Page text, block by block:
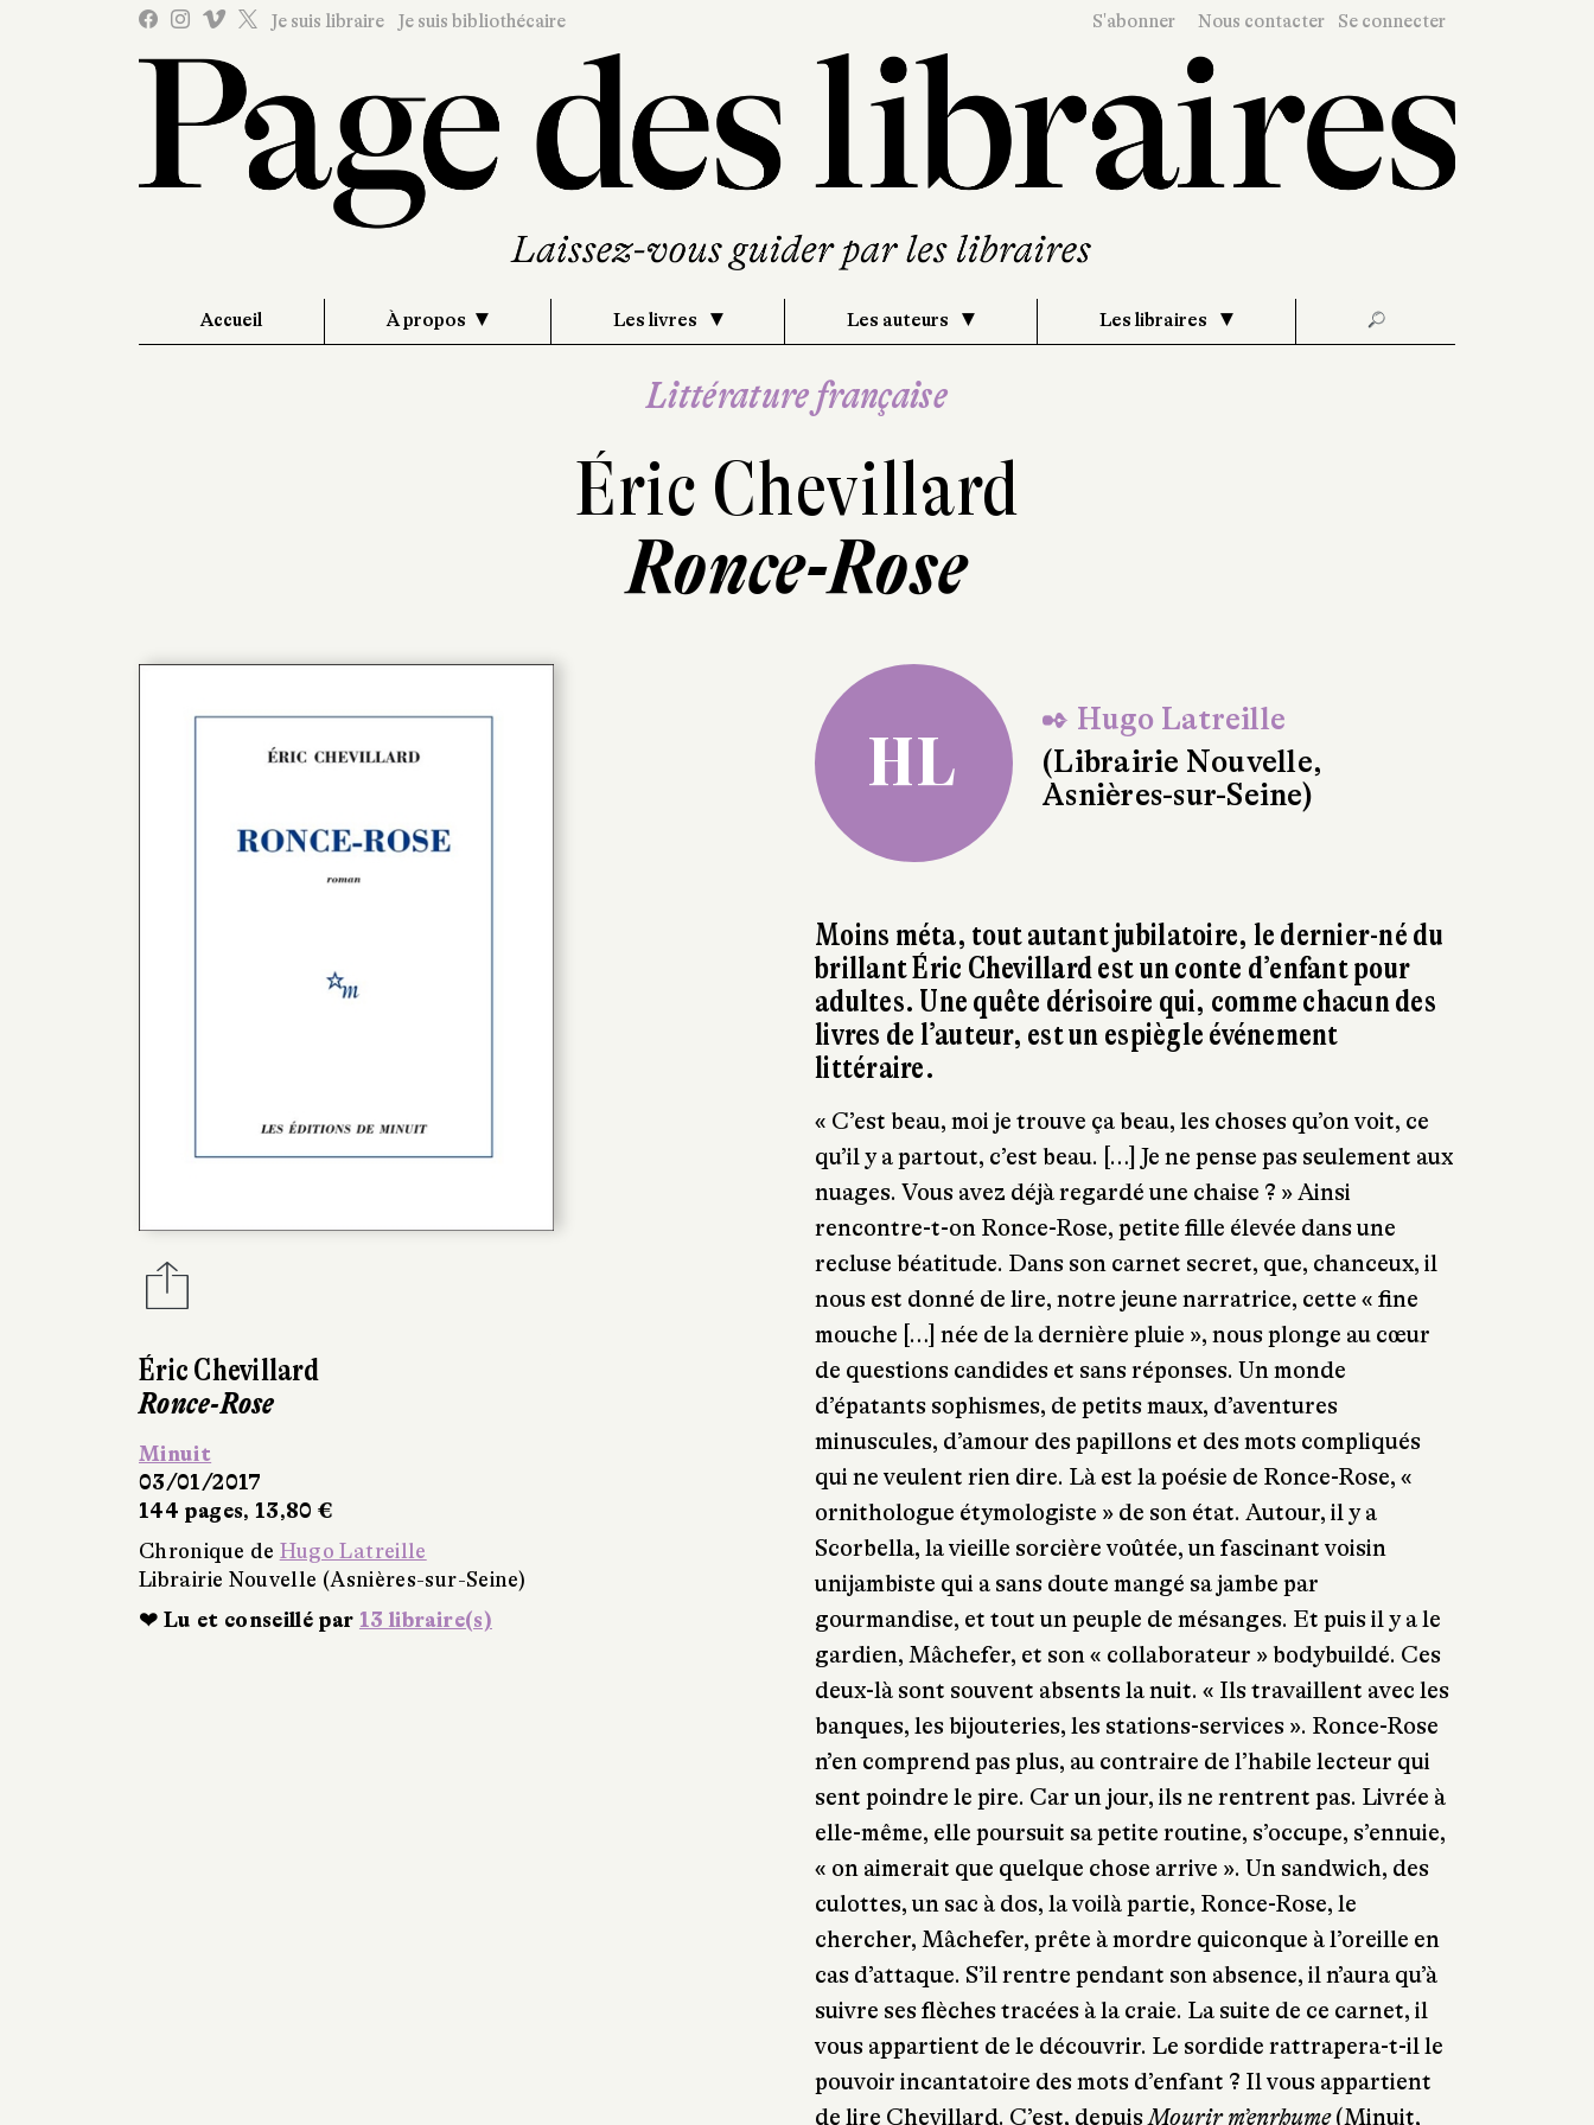
Je suis libraire Je suis bibliothécaire S'abonner Nous contacter Se connecter
Accueil À propos Les livres Les auteurs Les libraires 🔎
Littérature française
Éric Chevillard
Ronce-Rose
Éric Chevillard
Ronce-Rose
Minuit
03/01/2017
144 pages, 13,80 €
Chronique de Hugo Latreille
Librairie Nouvelle (Asnières-sur-Seine)
❤ Lu et conseillé par 13 libraire(s)
HL
✒ Hugo Latreille
(Librairie Nouvelle,
Asnières-sur-Seine)
Moins méta, tout autant jubilatoire, le dernier-né du
brillant Éric Chevillard est un conte d’enfant pour
adultes. Une quête dérisoire qui, comme chacun des
livres de l’auteur, est un espiègle événement
littéraire.
« C’est beau, moi je trouve ça beau, les choses qu’on voit, ce
qu’il y a partout, c’est beau. […] Je ne pense pas seulement aux
nuages. Vous avez déjà regardé une chaise ? » Ainsi
rencontre-t-on Ronce-Rose, petite fille élevée dans une
recluse béatitude. Dans son carnet secret, que, chanceux, il
nous est donné de lire, notre jeune narratrice, cette « fine
mouche […] née de la dernière pluie », nous plonge au cœur
de questions candides et sans réponses. Un monde
d’épatants sophismes, de petits maux, d’aventures
minuscules, d’amour des papillons et des mots compliqués
qui ne veulent rien dire. Là est la poésie de Ronce-Rose, «
ornithologue étymologiste » de son état. Autour, il y a
Scorbella, la vieille sorcière voûtée, un fascinant voisin
unijambiste qui a sans doute mangé sa jambe par
gourmandise, et tout un peuple de mésanges. Et puis il y a le
gardien, Mâchefer, et son « collaborateur » bodybuildé. Ces
deux-là sont souvent absents la nuit. « Ils travaillent avec les
banques, les bijouteries, les stations-services ». Ronce-Rose
n’en comprend pas plus, au contraire de l’habile lecteur qui
sent poindre le pire. Car un jour, ils ne rentrent pas. Livrée à
elle-même, elle poursuit sa petite routine, s’occupe, s’ennuie,
« on aimerait que quelque chose arrive ». Un sandwich, des
culottes, un sac à dos, la voilà partie, Ronce-Rose, le
chercher, Mâchefer, prête à mordre quiconque à l’oreille en
cas d’attaque. S’il rentre pendant son absence, il n’aura qu’à
suivre ses flèches tracées à la craie. La suite de ce carnet, il
vous appartient de le découvrir. Le sordide rattrapera-t-il le
pouvoir incantatoire des mots d’enfant ? Il vous appartient
de lire Chevillard. C’est, depuisMourir m’enrhume(Minuit,